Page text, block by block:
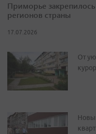
Приморье
регионов страны
17.07.2026
От